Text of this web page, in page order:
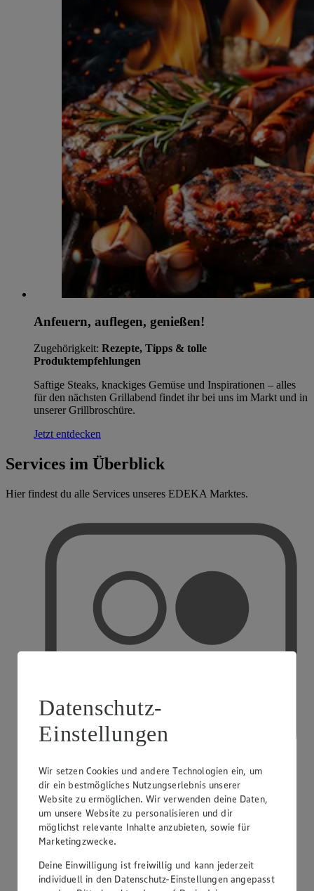
Anfeuern, auflegen, genießen!
Zugehörigkeit: Rezepte, Tipps & tolle
Produktempfehlungen
Saftige Steaks, knackiges Gemüse und Inspirationen – alles
für den nächsten Grillabend findet ihr bei uns im Markt und in
unserer Grillbroschüre.
Jetzt entdecken
Services im Überblick
Hier findest du alle Services unseres EDEKA Marktes.
PAYBACK
Datenschutz-
Einstellungen
Wir setzen Cookies und andere Technologien ein, um
dir ein bestmögliches Nutzungserlebnis unserer
Website zu ermöglichen. Wir verwenden deine Daten,
um unsere Website zu personalisieren und dir
möglichst relevante Inhalte anzubieten, sowie für
Marketingzwecke.
Deine Einwilligung ist freiwillig und kann jederzeit
individuell in den Datenschutz-Einstellungen angepasst